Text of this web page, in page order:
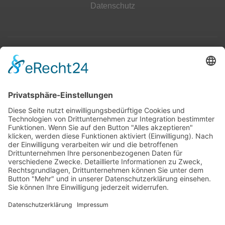
Datenschutz
Jahrescharts
Top 100
Hot 50
Top Neueinsteiger
Highscores